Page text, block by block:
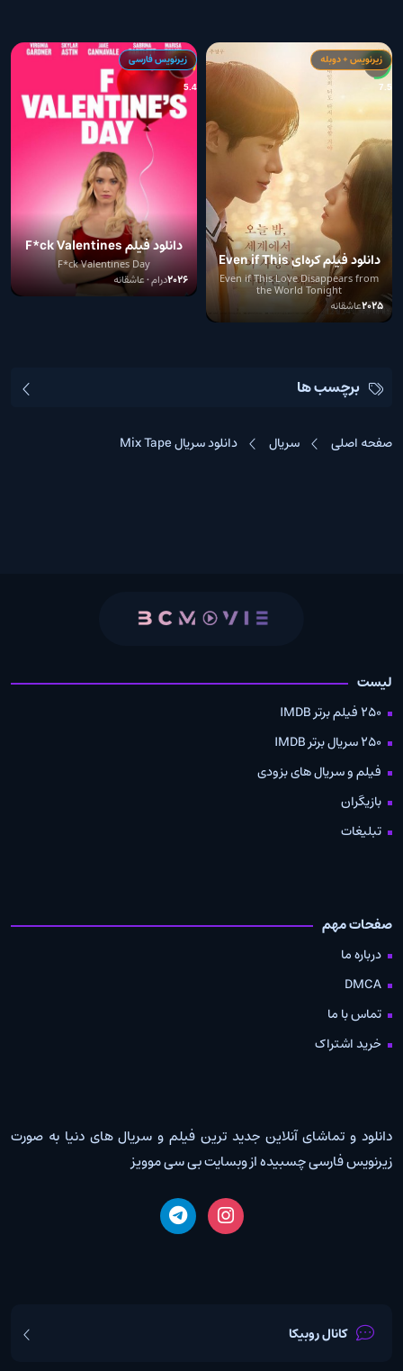
7.5
زیرنویس + دوبله
دانلود فیلم کره‌ای Even if This
Love Disappears from the
World Tonight 2025
Even if This Love Disappears from
the World Tonight
2025عاشقانه
5.4
زیرنویس فارسی
دانلود فیلم F*ck Valentines
Day
F*ck Valentines Day
2026درام • عاشقانه
برچسب ها
صفحه اصلی سریال دانلود سریال Mix Tape
لیست
250 فیلم برتر IMDB
250 سریال برتر IMDB
فیلم و سریال های بزودی
بازیگران
تبلیغات
صفحات مهم
درباره ما
DMCA
تماس با ما
خرید اشتراک
دانلود و تماشای آنلاین جدید ترین فیلم و سریال های دنیا به صورت
زیرنویس فارسی چسبیده از وبسایت بی سی موویز
کانال روبیکا